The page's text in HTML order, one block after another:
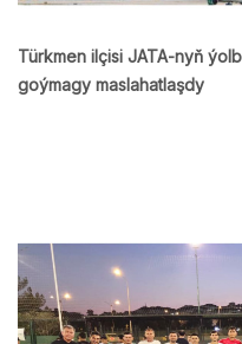
Türkmen ilçisi JATA-nyň
goýmagy maslahatlaşdy